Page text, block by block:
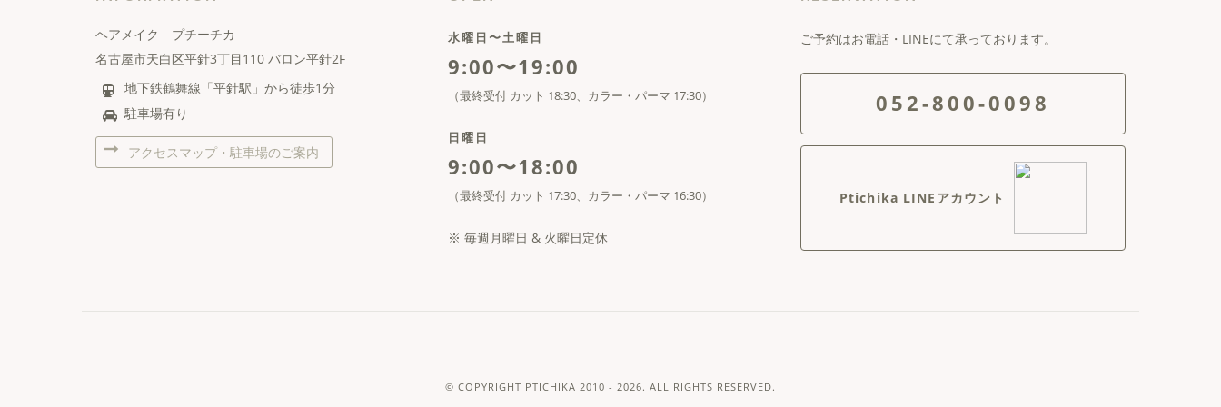
ヘアメイク プチーチカ
名古屋市天白区平針3丁目110 バロン平針2F
地下鉄鶴舞線「平針駅」から徒歩1分
駐車場有り
アクセスマップ・駐車場のご案内
水曜日〜土曜日
9:00〜19:00
（最終受付 カット 18:30、カラー・パーマ 17:30）
日曜日
9:00〜18:00
（最終受付 カット 17:30、カラー・パーマ 16:30）
※ 毎週月曜日 & 火曜日定休
ご予約はお電話・LINEにて承っております。
052-800-0098
Ptichika LINEアカウント
© COPYRIGHT PTICHIKA 2010 - 2026. ALL RIGHTS RESERVED.